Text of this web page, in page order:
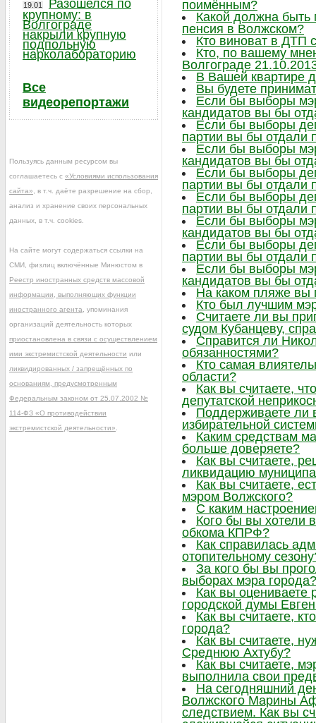
поимённым?
Какой должна быть
пенсия в Волжском?
Кто виноват в ДТП
Кто, по вашему
Волгограде
В Вашей квартире
Вы будете
Если бы выборы
кандидатов вы бы
Если бы выборы
партии вы бы отдали
Если бы выборы
кандидатов вы бы
Если бы выборы
партии вы бы отдали
Если бы выборы
партии вы бы отдали
Если бы выборы
кандидатов вы бы
Если бы выборы
партии вы бы отдали
Если бы выборы
кандидатов вы бы
На каком пляже вы
Кто был лучшим
Считаете ли вы
судом Кубанцеву,
Справится ли
обязанностями?
Кто самая
области?
Как вы считаете,
депутатской
Поддерживаете ли
избирательной
Каким средствам
больше доверяете?
Как вы считаете,
ликвидацию
Как вы считаете,
мэром Волжского?
С каким
Кого бы вы хотели
обкома КПРФ?
Как справилась
отопительному
За кого бы вы
выборах мэра города?
Как вы оцениваете
городской думы
Как вы считаете,
города?
Как вы считаете,
Среднюю Ахтубу?
Как вы считаете,
выполнила свои
На сегодняшний
Волжского Марины
следствием. Как вы
19.01
Разошелся по
крупному: в
Волгограде
накрыли крупную
подпольную
нарколабораторию
Все
видеорепортажи
Пользуясь данным ресурсом вы
соглашаетесь с «Условиями использования
сайта» , в т.ч. даёте разрешение на сбор,
анализ и хранение своих персональных
данных, в т.ч. cookies.
На сайте могут содержаться ссылки на
СМИ, физлиц включённые Минюстом в
Реестр иностранных средств массовой
информации, выполняющих функции
иностранного агента , упоминания
организаций деятельность которых
приостановлена в связи с осуществлением
ими экстремистской деятельности или
ликвидированных / запрещённых по
основаниям, предусмотренным
Федеральным законом от 25.07.2002 №
114-ФЗ «О противодействии
экстремистской деятельности»